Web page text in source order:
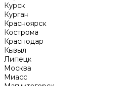
Курск
Курган
Красноярск
Кострома
Краснодар
Кызыл
Липецк
Москва
Миасс